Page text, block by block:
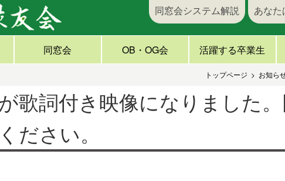
同窓会システム解説 あなた
同窓会 OB・OG会 活躍する卒業生
トップページ お知ら
歌詞付き映像になりました
ださい。